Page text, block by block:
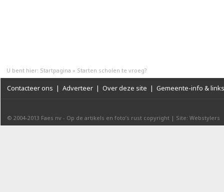
U bent hier: Startpagina » Starten scholen te vroeg?
Contacteer ons | Adverteer | Over deze site | Gemeente-info & links
© 2004-2013 Faes nv - Op de artikels en foto’s rust copyright | Site: Webstylers